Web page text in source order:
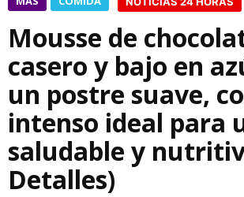
Mousse de
casero y bajo en
un postre suave,
intenso ideal para
saludable y
Detalles)